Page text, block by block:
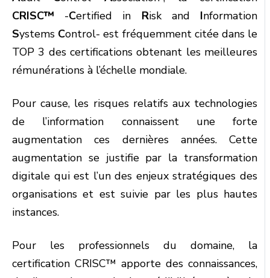
CRISC™ -Certified in Risk and Information
Systems Control- est fréquemment citée dans le
TOP 3 des certifications obtenant les meilleures
rémunérations à l’échelle mondiale.
Pour cause, les risques relatifs aux technologies
de l’information connaissent une forte
augmentation ces dernières années. Cette
augmentation se justifie par la transformation
digitale qui est l’un des enjeux stratégiques des
organisations et est suivie par les plus hautes
instances.
Pour les professionnels du domaine, la
certification CRISC™ apporte des connaissances,